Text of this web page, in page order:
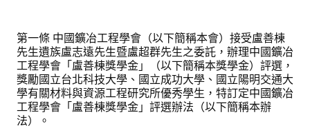
第一條 中國鑛冶工程學會（以下簡稱本會）接受盧善棟
先生遺族盧志遠先生暨盧超群先生之委託，辦理中國鑛冶
工程學會「盧善棟獎學金」（以下簡稱本獎學金）評選，
獎勵國立台北科技大學、國立成功大學、國立陽明交通大
學有關材料與資源工程研究所優秀學生，特訂定中國鑛冶
工程學會「盧善棟獎學金」評選辦法（以下簡稱本辦
法）。